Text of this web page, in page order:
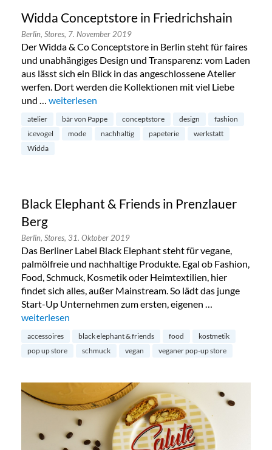
Widda Conceptstore in Friedrichshain
Berlin, Stores, 7. November 2019
Der Widda & Co Conceptstore in Berlin steht für faires
und unabhängiges Design und Transparenz: vom Laden
aus lässt sich ein Blick in das angeschlossene Atelier
werfen. Dort werden die Kollektionen mit viel Liebe
und … „Widda Conceptstore in Friedrichshain“
weiterlesen
atelier bär von Pappe conceptstore design
fashion
icevogel
mode nachhaltig papeterie
werkstatt
Widda
Black Elephant & Friends in Prenzlauer
Berg
Berlin, Stores, 31. Oktober 2019
Das Berliner Label Black Elephant steht für vegane,
palmölfreie und nachhaltige Produkte. Egal ob Fashion,
Food, Schmuck, Kosmetik oder Heimtextilien, hier
findet sich alles, außer Mainstream. So lädt das junge
Start-Up Unternehmen zum ersten, eigenen …
„Black Elephant & Friends in Prenzlauer Berg“
weiterlesen
accessoires black elephant & friends food
kostmetik
pop up store
schmuck vegan veganer pop-up store